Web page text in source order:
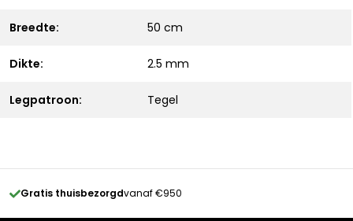
Breedte: 50 cm
Dikte: 2.5 mm
Legpatroon: Tegel
Gratis thuisbezorgdvanaf €950